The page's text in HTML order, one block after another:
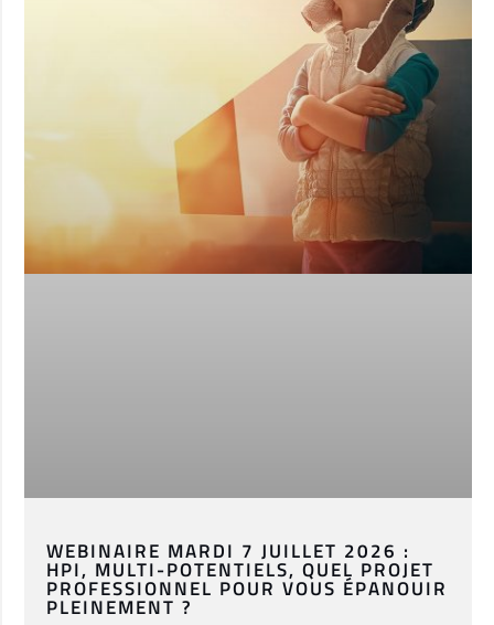
WEBINAIRE MARDI 7 JUILLET 2026 :
HPI, MULTI-POTENTIELS, QUEL PROJET
PROFESSIONNEL POUR VOUS ÉPANOUIR
PLEINEMENT ?